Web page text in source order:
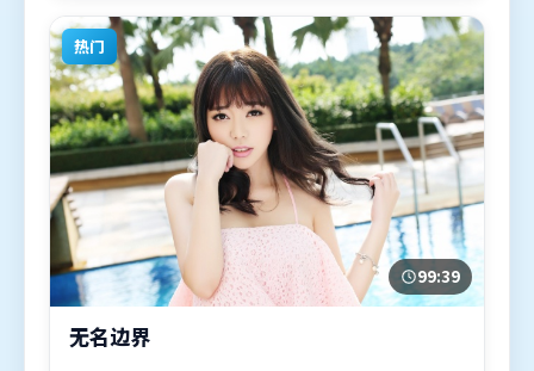
适合喜欢动作题材的观众观看。
热门
99:39
无名边界